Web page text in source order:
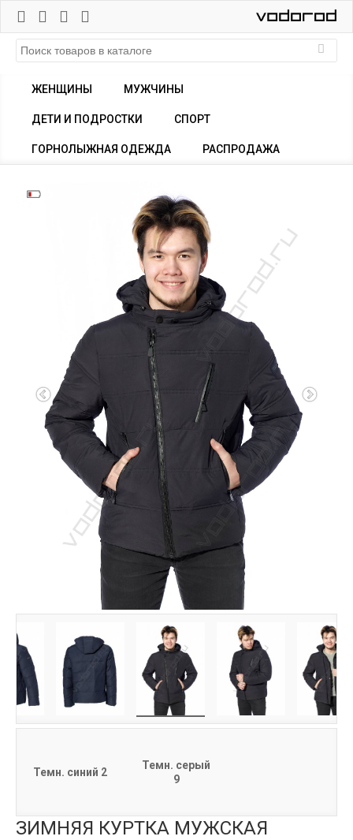
ЖЕНЩИНЫ МУЖЧИНЫ
ДЕТИ И ПОДРОСТКИ СПОРТ
ГОРНОЛЫЖНАЯ ОДЕЖДА РАСПРОДАЖА
Темн. синий 2
Темн. серый
9
ЗИМНЯЯ КУРТКА МУЖСКАЯ